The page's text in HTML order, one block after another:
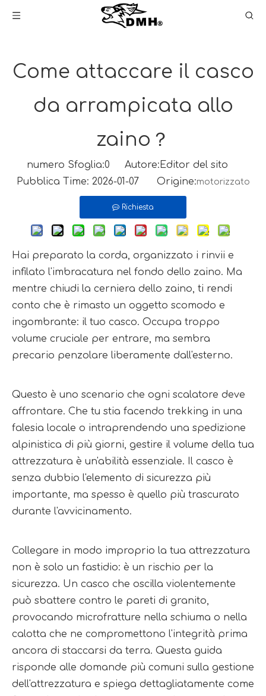
Come attaccare il casco
da arrampicata allo
zaino？
numero Sfoglia:0 Autore:Editor del sito
Pubblica Time: 2026-01-07 Origine:motorizzato
Richiesta
Hai preparato la corda, organizzato i rinvii e
infilato l'imbracatura nel fondo dello zaino. Ma
mentre chiudi la cerniera dello zaino, ti rendi
conto che è rimasto un oggetto scomodo e
ingombrante: il tuo casco. Occupa troppo
volume cruciale per entrare, ma sembra
precario penzolare liberamente dall'esterno.
Questo è uno scenario che ogni scalatore deve
affrontare. Che tu stia facendo trekking in una
falesia locale o intraprendendo una spedizione
alpinistica di più giorni, gestire il volume della tua
attrezzatura è un'abilità essenziale. Il casco è
senza dubbio l'elemento di sicurezza più
importante, ma spesso è quello più trascurato
durante l'avvicinamento.
Collegare in modo improprio la tua attrezzatura
non è solo un fastidio: è un rischio per la
sicurezza. Un casco che oscilla violentemente
può sbattere contro le pareti di granito,
provocando microfratture nella schiuma o nella
calotta che ne compromettono l'integrità prima
ancora di staccarsi da terra. Questa guida
risponde alle domande più comuni sulla gestione
dell'attrezzatura e spiega dettagliatamente come